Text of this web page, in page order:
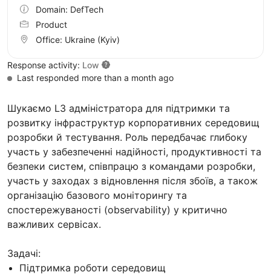
Шукаємо L3 адміністратора для підтримки та
розвитку інфраструктур корпоративних середовищ
розробки й тестування. Роль передбачає глибоку
участь у забезпеченні надійності, продуктивності та
безпеки систем, співпрацю з командами розробки,
участь у заходах з відновлення після збоїв, а також
організацію базового моніторингу та
спостережуваності (observability) у критично
важливих сервісах.
Задачі:
Підтримка роботи середовищ
Domain: DefTech
Product
Office: Ukraine (Kyiv)
Response activity: Low
Last responded more than a month ago